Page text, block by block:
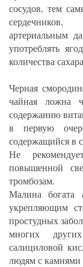
сосудов, тем
артериальным
употреблять
количества
Черная
чайная ложна
содержанию
в первую
содержащийся в
Не
повышенной
тромбозам.
Малина богата
укрепляющим
простудных
многих
салициловой
людям с камнями